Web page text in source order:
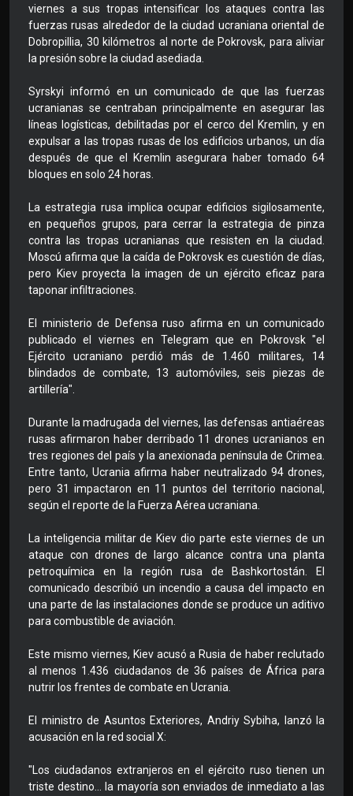
viernes a sus tropas intensificar los ataques contra las
fuerzas rusas alrededor de la ciudad ucraniana oriental de
Dobropillia, 30 kilómetros al norte de Pokrovsk, para aliviar
la presión sobre la ciudad asediada.
Syrskyi informó en un comunicado de que las fuerzas
ucranianas se centraban principalmente en asegurar las
líneas logísticas, debilitadas por el cerco del Kremlin, y en
expulsar a las tropas rusas de los edificios urbanos, un día
después de que el Kremlin asegurara haber tomado 64
bloques en solo 24 horas.
La estrategia rusa implica ocupar edificios sigilosamente,
en pequeños grupos, para cerrar la estrategia de pinza
contra las tropas ucranianas que resisten en la ciudad.
Moscú afirma que la caída de Pokrovsk es cuestión de días,
pero Kiev proyecta la imagen de un ejército eficaz para
taponar infiltraciones.
El ministerio de Defensa ruso afirma en un comunicado
publicado el viernes en Telegram que en Pokrovsk "el
Ejército ucraniano perdió más de 1.460 militares, 14
blindados de combate, 13 automóviles, seis piezas de
artillería".
Durante la madrugada del viernes, las defensas antiaéreas
rusas afirmaron haber derribado 11 drones ucranianos en
tres regiones del país y la anexionada península de Crimea.
Entre tanto, Ucrania afirma haber neutralizado 94 drones,
pero 31 impactaron en 11 puntos del territorio nacional,
según el reporte de la Fuerza Aérea ucraniana.
La inteligencia militar de Kiev dio parte este viernes de un
ataque con drones de largo alcance contra una planta
petroquímica en la región rusa de Bashkortostán. El
comunicado describió un incendio a causa del impacto en
una parte de las instalaciones donde se produce un aditivo
para combustible de aviación.
Este mismo viernes, Kiev acusó a Rusia de haber reclutado
al menos 1.436 ciudadanos de 36 países de África para
nutrir los frentes de combate en Ucrania.
El ministro de Asuntos Exteriores, Andriy Sybiha, lanzó la
acusación en la red social X:
"Los ciudadanos extranjeros en el ejército ruso tienen un
triste destino... la mayoría son enviados de inmediato a las